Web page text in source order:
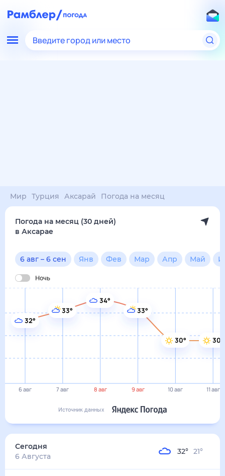
Введите город или место
Мир Турция Аксарай Погода на месяц
Погода на месяц (30 дней)
в Аксарае
6 авг – 6 сен Янв Фев Мар Апр Май
Ночь
6 авг 7 авг 8 авг 9 авг 10 авг 11 авг
32°
33°
34°
33°
30° 30°
Источник данных
Сегодня
6 Августа
32° 21°